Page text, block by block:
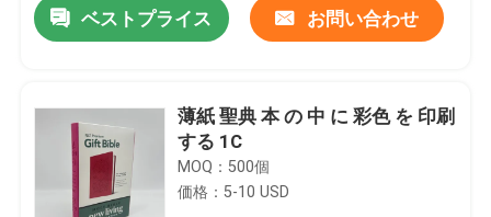
ベストプライス お問い合わせ
薄紙 聖典 本 の 中 に 彩色 を 印刷
する 1C
MOQ：500個
価格：5-10 USD